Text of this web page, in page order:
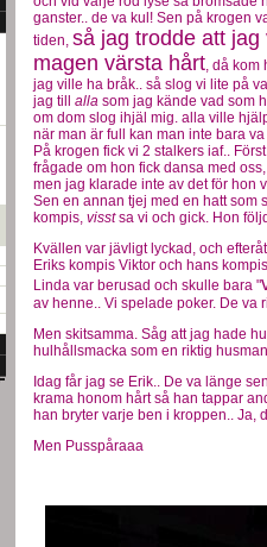
ganster.. de va kul! Sen på krogen
tiden, så jag trodde att jag
magen värsta hårt, då kom
jag ville ha bråk.. så slog vi lite på
jag till alla som jag kände vad som
om dom slog ihjäl mig. alla ville
när man är full kan man inte bara
På krogen fick vi 2 stalkers iaf..
frågade om hon fick dansa med
men jag klarade inte av det för hon
Sen en annan tjej med en hatt som
kompis, visstsa vi och gick. Hon
Kvällen var jävligt lyckad, och
Eriks kompis Viktor och hans
Linda var berusad och skulle bara "
av henne.. Vi spelade poker. De va
Men skitsamma. Såg att jag hade
hulhållsmacka som en riktig
Idag får jag se Erik.. De va länge
krama honom hårt så han tappar
han bryter varje ben i kroppen.. Ja,
Men Pusspåraaa